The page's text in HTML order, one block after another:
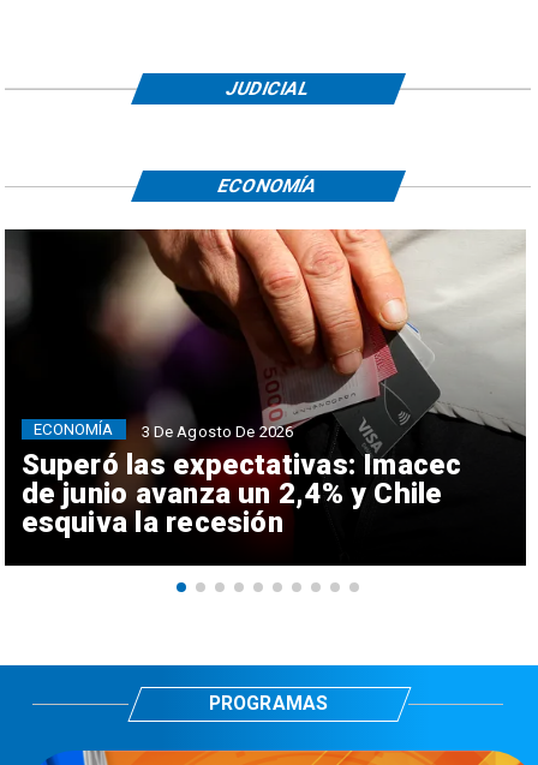
JUDICIAL
Superó las expectativas: Imacec
de junio avanza un 2,4% y Chile
esquiva la recesión
ECONOMÍA 3 De Agosto De 2026
ECONOMÍA
PROGRAMAS